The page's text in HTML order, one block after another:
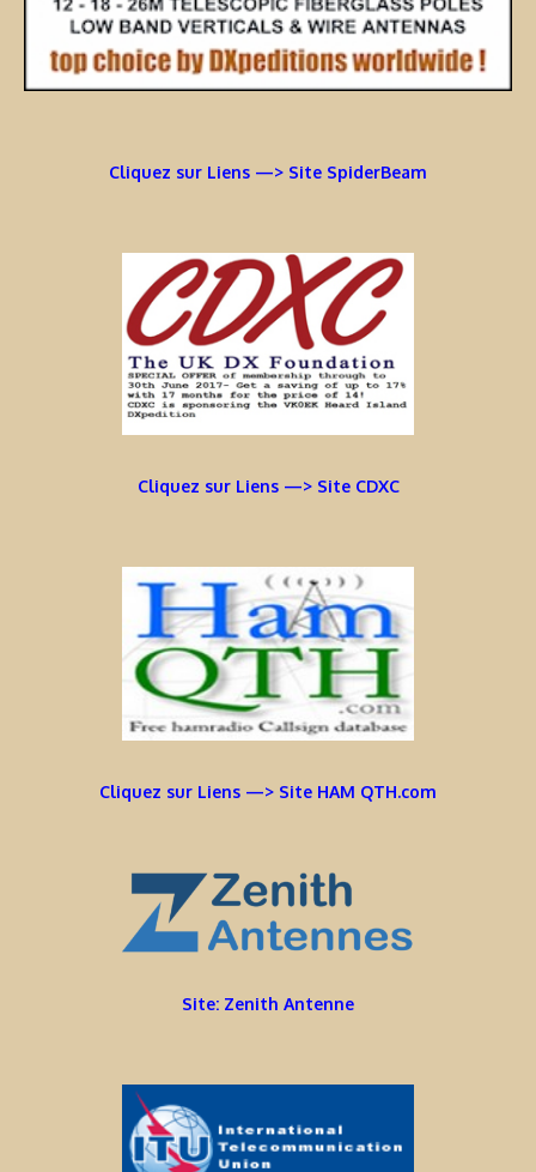
Cliquez sur Liens —> Site SpiderBeam
Cliquez sur Liens —> Site CDXC
Cliquez sur Liens —> Site HAM QTH.com
Site: Zenith Antenne